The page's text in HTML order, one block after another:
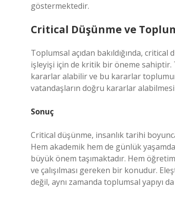
göstermektedir.
Critical Düşünme ve
Toplumsal açıdan bakıldığında,
işleyişi için de kritik bir öneme sahiptir.
kararlar alabilir ve bu kararlar
vatandaşların doğru kararlar
Sonuç
Critical düşünme, insanlık tarihi
Hem akademik hem de günlük
büyük önem taşımaktadır. Hem
ve çalışılması gereken bir konudur.
değil, aynı zamanda toplumsal yapıyı